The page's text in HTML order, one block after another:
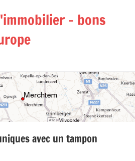
– bons
avec un tampon